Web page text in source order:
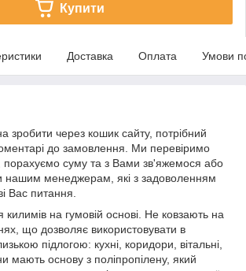
Купити
Доставка Оплата Умови
зробити через кошик сайту, потрібний
до замовлення. Ми перевіримо
порахуємо суму та з Вами зв'яжемося або
нашим менеджерам, які з задоволенням
Вас питання.
килимів на гумовій основі. Не ковзають на
що дозволяє використовувати в
підлогою: кухні, коридори, вітальні,
мають основу з поліпропілену, який